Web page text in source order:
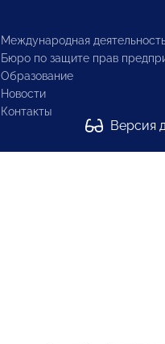
Международная
Бюро по защите прав
Образование
Новости
Контакты
Версия